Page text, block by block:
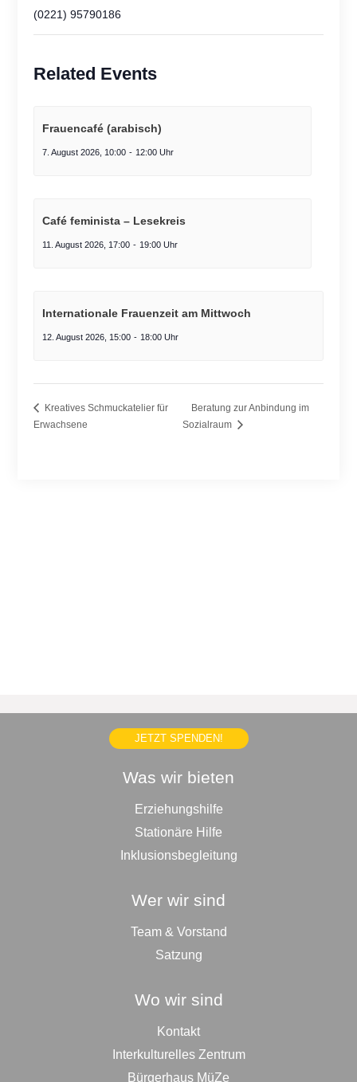
(0221) 95790186
Related Events
Frauencafé (arabisch)
7. August 2026, 10:00 - 12:00
Café feminista – Lesekreis
11. August 2026, 17:00 - 19:00
Internationale Frauenzeit am Mittwoch
12. August 2026, 15:00 - 18:00
Kreatives Schmuckatelier für
Erwachsene
Beratung zur Anbindung im
Sozialraum
JETZT SPENDEN!
Was wir bieten
Erziehungshilfe
Stationäre Hilfe
Inklusionsbegleitung
Wer wir sind
Team & Vorstand
Satzung
Wo wir sind
Kontakt
Interkulturelles Zentrum
Bürgerhaus MüZe